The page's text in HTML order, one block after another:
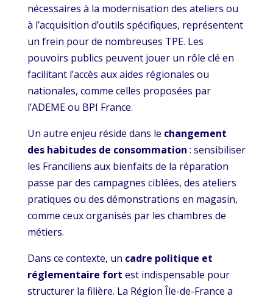
nécessaires à la modernisation des ateliers ou
à l’acquisition d’outils spécifiques, représentent
un frein pour de nombreuses TPE. Les
pouvoirs publics peuvent jouer un rôle clé en
facilitant l’accès aux aides régionales ou
nationales, comme celles proposées par
l’ADEME ou BPI France.
Un autre enjeu réside dans le changement
des habitudes de consommation : sensibiliser
les Franciliens aux bienfaits de la réparation
passe par des campagnes ciblées, des ateliers
pratiques ou des démonstrations en magasin,
comme ceux organisés par les chambres de
métiers.
Dans ce contexte, un cadre politique et
réglementaire fort est indispensable pour
structurer la filière. La Région Île-de-France a